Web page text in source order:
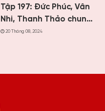
Tập 197: Đức Phúc, Vân
Nhi, Thanh Thảo chung
tay giúp hai cô bé có
20 Tháng 08, 2024